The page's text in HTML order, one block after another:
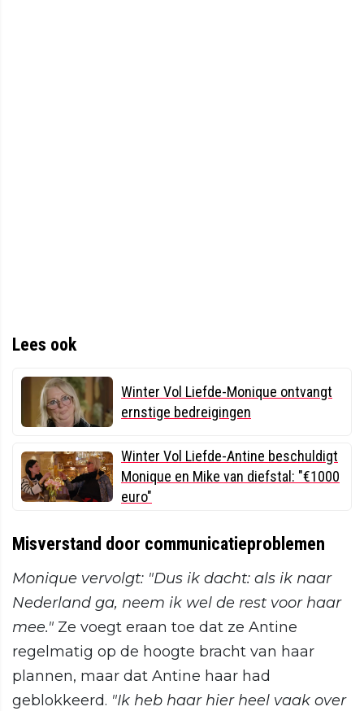
Lees ook
Winter Vol Liefde-Monique ontvangt
ernstige bedreigingen
Winter Vol Liefde-Antine beschuldigt
Monique en Mike van diefstal: "€1000
euro"
Misverstand door communicatieproblemen
Monique vervolgt: "Dus ik dacht: als ik naar
Nederland ga, neem ik wel de rest voor haar
mee." Ze voegt eraan toe dat ze Antine
regelmatig op de hoogte bracht van haar
plannen, maar dat Antine haar had
geblokkeerd. "Ik heb haar hier heel vaak over